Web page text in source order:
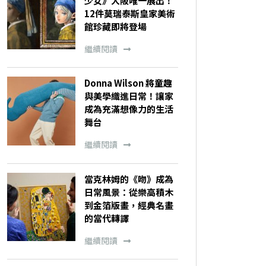
12件莫瑞泰斯皇家美術
館珍藏即將登場
繼續閱讀
Donna Wilson 將童趣
與美學織進日常！讓家
成為充滿想像力的生活
舞台
繼續閱讀
當克林姆的《吻》成為
日常風景：從樂高積木
到金箔版畫，經典名畫
的當代轉譯
繼續閱讀